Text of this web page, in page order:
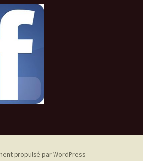
propulsé par WordPress